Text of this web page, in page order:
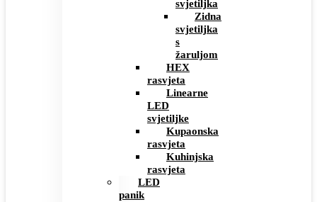
svjetiljka
Zidna
svjetiljka
s
žaruljom
HEX
rasvjeta
Linearne
LED
svjetiljke
Kupaonska
rasvjeta
Kuhinjska
rasvjeta
LED
panik